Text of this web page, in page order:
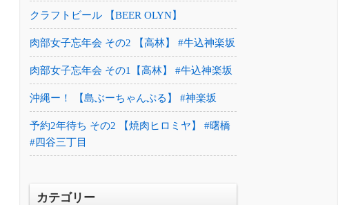
クラフトビール 【BEER OLYN】
肉部女子忘年会 その2 【高林】 #牛込神楽坂
肉部女子忘年会 その1【高林】 #牛込神楽坂
沖縄ー！ 【島ぶーちゃんぷる】 #神楽坂
予約2年待ち その2 【焼肉ヒロミヤ】 #曙橋
#四谷三丁目
カテゴリー